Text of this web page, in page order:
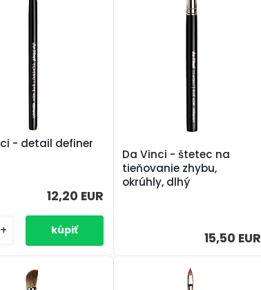
- detail definer
12,20 EUR
+
Da Vinci - štetec na
tieňovanie zhybu,
okrúhly, dlhý
15,50 EUR